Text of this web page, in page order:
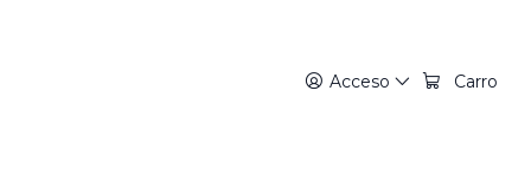
Acceso Carro